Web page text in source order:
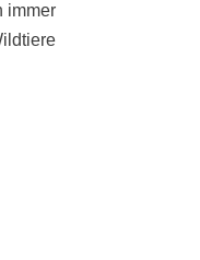
immer